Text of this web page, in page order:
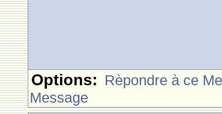
Options: Rèpondre à ce
Message